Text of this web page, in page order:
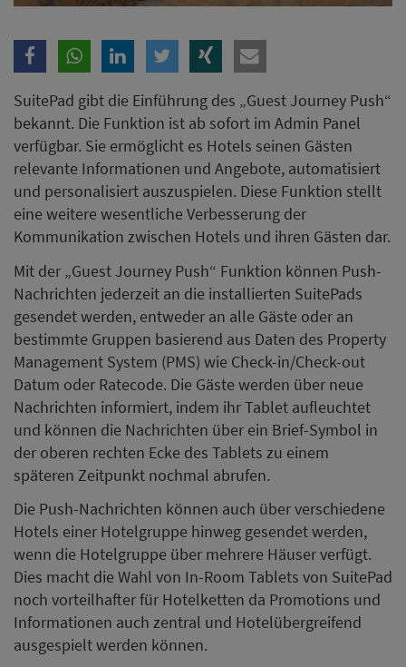
SuitePad gibt die Einführung des „Guest Journey Push“
bekannt. Die Funktion ist ab sofort im Admin Panel
verfügbar. Sie ermöglicht es Hotels seinen Gästen
relevante Informationen und Angebote, automatisiert
und personalisiert auszuspielen. Diese Funktion stellt
eine weitere wesentliche Verbesserung der
Kommunikation zwischen Hotels und ihren Gästen dar.
Mit der „Guest Journey Push“ Funktion können Push-
Nachrichten jederzeit an die installierten SuitePads
gesendet werden, entweder an alle Gäste oder an
bestimmte Gruppen basierend aus Daten des Property
Management System (PMS) wie Check-in/Check-out
Datum oder Ratecode. Die Gäste werden über neue
Nachrichten informiert, indem ihr Tablet aufleuchtet
und können die Nachrichten über ein Brief-Symbol in
der oberen rechten Ecke des Tablets zu einem
späteren Zeitpunkt nochmal abrufen.
Die Push-Nachrichten können auch über verschiedene
Hotels einer Hotelgruppe hinweg gesendet werden,
wenn die Hotelgruppe über mehrere Häuser verfügt.
Dies macht die Wahl von In-Room Tablets von SuitePad
noch vorteilhafter für Hotelketten da Promotions und
Informationen auch zentral und Hotelübergreifend
ausgespielt werden können.